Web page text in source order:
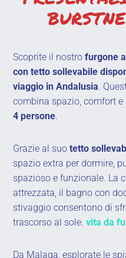
Scoprite il nostrofurgone
con tetto sollevabile
viaggio in Andalusia.
combina spazio, comfort
4 persone.
Grazie al suotetto
spazio extra per dormire,
spazioso e funzionale. La
attrezzata, il bagno con
stivaggio consentono di
trascorso al sole.vita da
Da Malaga, esplorate le